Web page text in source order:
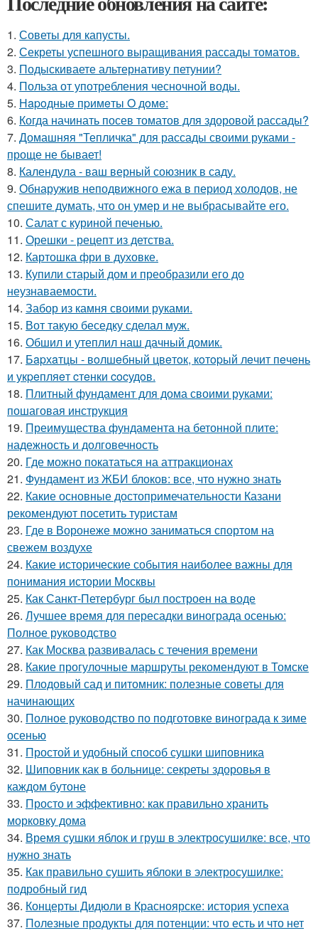
1. Советы для капусты.
2. Секреты успешного выращивания рассады томатов.
3. Подыскиваете альтернативу петунии?
4. Польза от употребления чесночной воды.
5. Нapoдныe пpимeты O дoмe:
6. Когда начинать посев томатов для здоровой рассады?
7. Домашняя "Тепличка" для рассады своими руками -
проще не бывает!
8. Календула - ваш верный союзник в саду.
9. Обнаружив неподвижного ежа в период холодов, не
спешите думать, что он умер и не выбрасывайте его.
10. Салат с куриной печенью.
11. Орешки - рецепт из детства.
12. Картошка фри в духовке.
13. Купили старый дом и преобразили его до
неузнаваемости.
14. Забор из камня своими руками.
15. Вот такую беседку сделал муж.
16. Обшил и утеплил наш дачный домик.
17. Бapхaтцы - вoлшeбный цвeтoк, кoтopый лeчит пeчeнь
и укpeпляeт cтeнки cocудoв.
18. Плитный фундамент для дома своими руками:
пошаговая инструкция
19. Преимущества фундамента на бетонной плите:
надежность и долговечность
20. Где можно покататься на аттракционах
21. Фундамент из ЖБИ блоков: все, что нужно знать
22. Какие основные достопримечательности Казани
рекомендуют посетить туристам
23. Где в Воронеже можно заниматься спортом на
свежем воздухе
24. Какие исторические события наиболее важны для
понимания истории Москвы
25. Как Санкт-Петербург был построен на воде
26. Лучшее время для пересадки винограда осенью:
Полное руководство
27. Как Москва развивалась с течения времени
28. Какие прогулочные маршруты рекомендуют в Томске
29. Плодовый сад и питомник: полезные советы для
начинающих
30. Полное руководство по подготовке винограда к зиме
осенью
31. Простой и удобный способ сушки шиповника
32. Шиповник как в больнице: секреты здоровья в
каждом бутоне
33. Просто и эффективно: как правильно хранить
морковку дома
34. Время сушки яблок и груш в электросушилке: все, что
нужно знать
35. Как правильно сушить яблоки в электросушилке:
подробный гид
36. Концерты Дидюли в Красноярске: история успеха
37. Полезные продукты для потенции: что есть и что нет